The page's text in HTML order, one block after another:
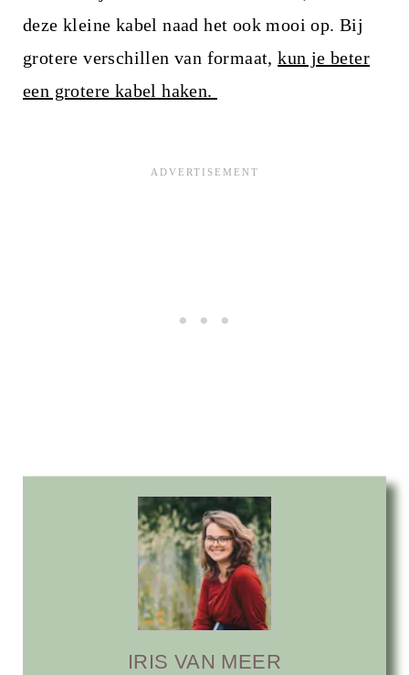
deze kleine kabel naad het ook mooi op. Bij
grotere verschillen van formaat,kun je beter
een grotere kabel haken.
IRIS VAN MEER